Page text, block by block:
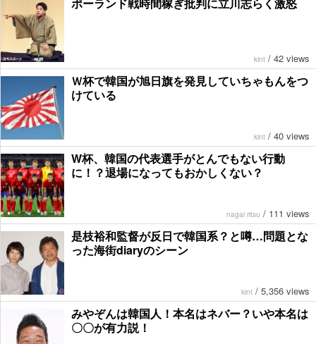
kint / 42 views
Ｗ杯で韓国が旭日旗を発見していちゃもんをつ
けている
kint / 40 views
W杯、韓国の代表選手がとんでもない行動
に！？退場になってもおかしくない？
nagai ritsu / 111 views
是枝裕和監督が反日で韓国系？と噂…問題とな
った海街diaryのシーン
kint / 5,356 views
みやぞんは韓国人！本名はネバー？いや本名は
〇〇が有力説！